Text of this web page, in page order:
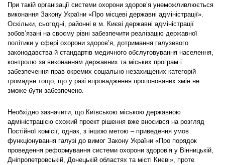
При такій організації системи охорони здоров’я унеможливлюється
виконання Закону України «Про місцеві державні адміністрації».
Оскільки, сьогодні, районні в м. Києві державні адміністрації
зобов’язані на своєму рівні забезпечити реалізацію державної
політики у сфері охорони здоров’я, дотримання галузевого
законодавства й стандартів медичного обслуговування населення,
контролю за виконанням державних та міських програм і
забезпечення прав окремих соціально незахищених категорій
громадян тощо, що у разі впровадження пропонованих змін не
зможе бути забезпечено.
Необхідно зазначити, що Київською міською державною
адміністрацією схожий проект рішення вже вносився на розгляд
Постійної комісії, однак, з іншою метою – приведення умов
функціонування галузі до вимог Закону України «Про порядок
проведення реформування системи охорони здоров’я у Вінницькій,
Дніпропетровській, Донецькій областях та місті Києві», проте